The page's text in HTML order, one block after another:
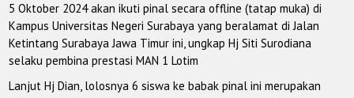
5 Oktober 2024 akan ikuti pinal secara offline (tatap muka) di
Kampus Universitas Negeri Surabaya yang beralamat di Jalan
Ketintang Surabaya Jawa Timur ini, ungkap Hj Siti Surodiana
selaku pembina prestasi MAN 1 Lotim
Lanjut Hj Dian, lolosnya 6 siswa ke babak pinal ini merupakan